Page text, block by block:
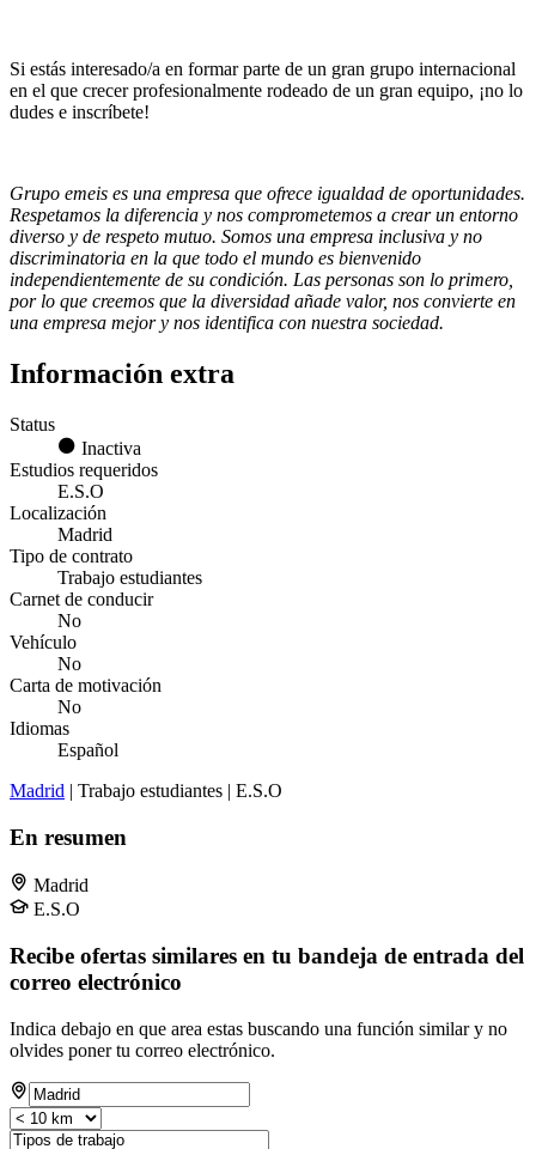
Si estás interesado/a en formar parte de un gran grupo internacional
en el que crecer profesionalmente rodeado de un gran equipo, ¡no lo
dudes e inscríbete!
Grupo emeis es una empresa que ofrece igualdad de oportunidades.
Respetamos la diferencia y nos comprometemos a crear un entorno
diverso y de respeto mutuo. Somos una empresa inclusiva y no
discriminatoria en la que todo el mundo es bienvenido
independientemente de su condición. Las personas son lo primero,
por lo que creemos que la diversidad añade valor, nos convierte en
una empresa mejor y nos identifica con nuestra sociedad.
Información extra
Status
Inactiva
Estudios requeridos
E.S.O
Localización
Madrid
Tipo de contrato
Trabajo estudiantes
Carnet de conducir
No
Vehículo
No
Carta de motivación
No
Idiomas
Español
Madrid | Trabajo estudiantes | E.S.O
En resumen
Madrid
E.S.O
Recibe ofertas similares en tu bandeja de entrada del
correo electrónico
Indica debajo en que area estas buscando una función similar y no
olvides poner tu correo electrónico.